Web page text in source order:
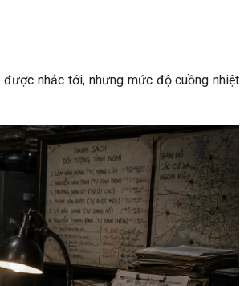
nhắc tới, nhưng mức độ cuồng nhiệt